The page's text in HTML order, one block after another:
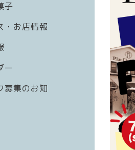
子
・お店情報
ー
募集のお知